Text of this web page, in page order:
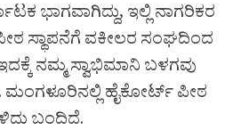
ಭಾಗವಾಗಿದ್ದು, ಇಲ್ಲಿ ನಾಗರಿಕರ
ಸ್ಥಾಪನೆಗೆ ವಕೀಲರ ಸಂಘದಿಂದ
ನಮ್ಮ ಸ್ವಾಭಿಮಾನಿ ಬಳಗವು
ಮಂಗಳೂರಿನಲ್ಲಿ ಹೈಕೋರ್ಟ್ ಪೀಠ
ಬಂದಿದೆ.